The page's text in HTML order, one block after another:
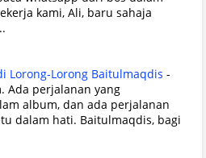
kami, Ali, baru sahaja
Lorong-Lorong Baitulmaqdis -
Ada perjalanan yang
album, dan ada perjalanan
dalam hati. Baitulmaqdis, bagi